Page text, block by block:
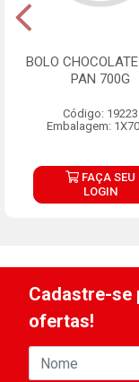
BOLO
PAN 700G
Código: 19223
Embalagem:
FAÇA SEU
LOGIN
Cadastre-se
ofertas!